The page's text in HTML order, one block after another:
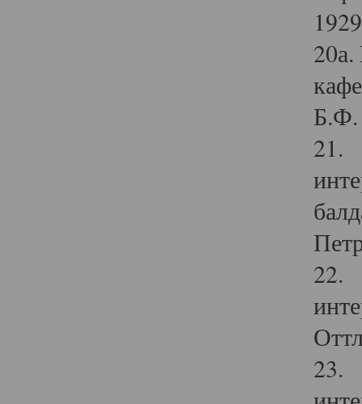
Б.Ф.
21.
22.
23.